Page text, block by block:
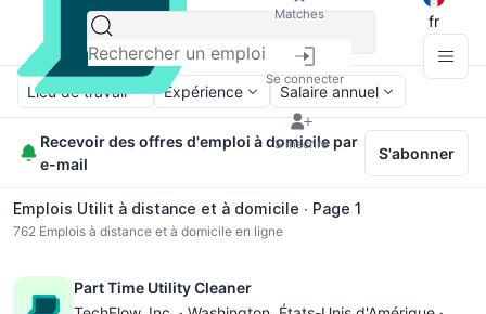
Matches
Se connecter
S'inscrire
fr
Lieu de travail Expérience Salaire annuel
Recevoir des offres d'emploi à domicile par
e-mail
S'abonner
Emplois Utilit à distance et à domicile ∙ Page 1
762 Emplois à distance et à domicile en ligne
Part Time Utility Cleaner